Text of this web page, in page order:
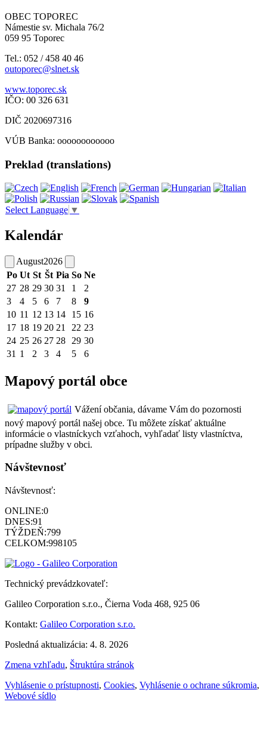
OBEC TOPOREC
Námestie sv. Michala 76/2
059 95 Toporec
Tel.: 052 / 458 40 46
outoporec@slnet.sk
www.toporec.sk
IČO: 00 326 631
DIČ 2020697316
VÚB Banka: oooooooooooo
Preklad (translations)
Select Language ▼
Kalendár
August2026
Po Ut St Št Pia So Ne
27 28 29 30 31 1
2
3
4 5 6 7 8
9
10 11 12 13 14 15 16
17 18 19 20 21 22 23
24 25 26 27 28 29 30
31 1 2 3 4 5 6
Mapový portál obce
Vážení občania, dávame Vám do pozornosti
nový mapový portál našej obce. Tu môžete získať aktuálne
informácie o vlastníckych vzťahoch, vyhľadať listy vlastníctva,
prípadne služby v obci.
Návštevnosť
Návštevnosť:
ONLINE:0
DNES:91
TÝŽDEŇ:799
CELKOM:998105
Technický prevádzkovateľ:
Galileo Corporation s.r.o., Čierna Voda 468, 925 06
Kontakt: Galileo Corporation s.r.o.
Posledná aktualizácia: 4. 8. 2026
Zmena vzhľadu, Štruktúra stránok
Vyhlásenie o prístupnosti, Cookies, Vyhlásenie o ochrane súkromia,
Webové sídlo